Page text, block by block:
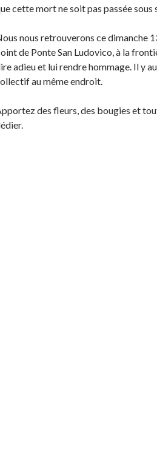
cette mort ne soit pas passée sous
nous retrouverons ce dimanche
de Ponte San Ludovico, à la
adieu et lui rendre hommage. Il y
au même endroit.
des fleurs, des bougies et